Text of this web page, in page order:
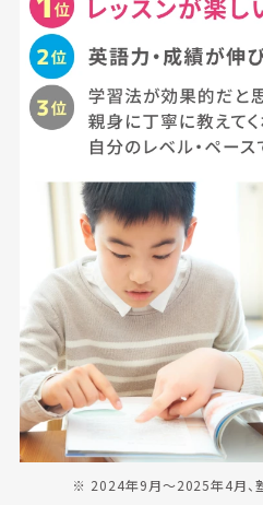
※ 2024年9月〜2025年4月、塾